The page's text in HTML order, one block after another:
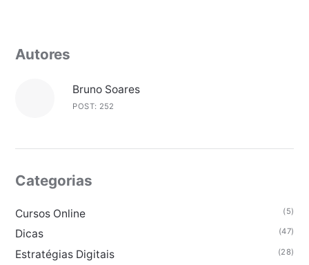
Autores
Bruno Soares
POST: 252
Categorias
Cursos Online (5)
Dicas (47)
Estratégias Digitais (28)